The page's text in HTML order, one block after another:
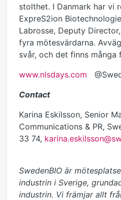
stolthet. I Danmark har vi
ExpreS2ion
Labrosse, Deputy
fyra mötesvärdarna.
svår, och det finns många
www.nlsdays.com
Contact
Karina Eskilsson, Senior
Communications & PR,
33 74,
SwedenBIO är
industrin i Sverige,
industrin. Vi främjar allt